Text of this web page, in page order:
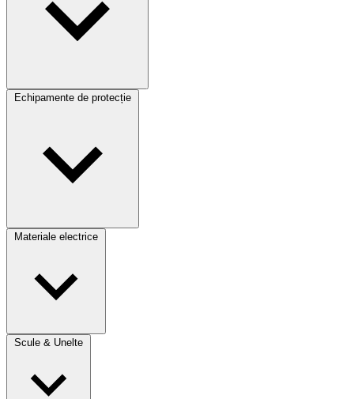
Echipamente de protecție
Materiale electrice
Scule & Unelte